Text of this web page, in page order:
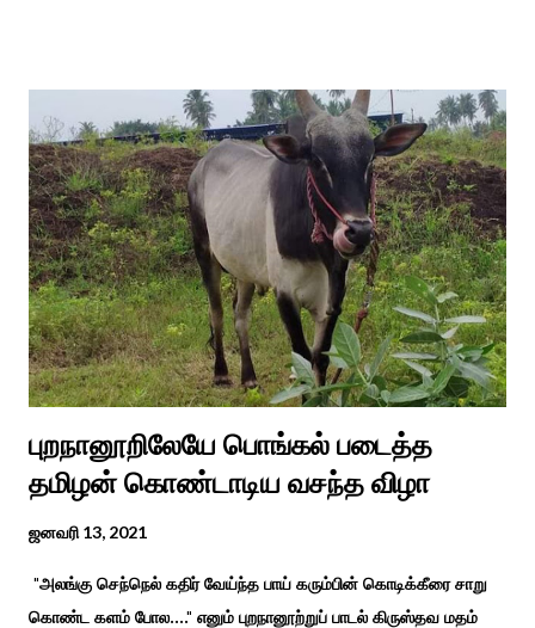
எடுத்த அய்யனார் என“வெட்டுடைய அய்யனார்“ நாமம் கோவில்
அமைத்து பூஜித்தனர். ஆங்கிலேய கிழக்கிந்திய ஆட்சியில் சிவகங்கை
இரண்டாம் மன்னர் முத்துவடுகநாதத் தேவர் ஆங்கிலேயரை எதிர்க்க
அவர்களால் காளையார் கோவிலில் இரண்டாம் மனைவி கௌரி
நாச்சியாருடன் கொல்லபட்டார். அவரது முதல் மனைவி
வேலுநாச்சியார...
புறநானூறிலேயே பொங்கல் படைத்த
தமிழன் கொண்டாடிய வசந்த விழா
ஜனவரி 13, 2021
"அலங்கு செந்நெல் கதிர் வேய்ந்த பாய் கரும்பின் கொடிக்கீரை சாறு
கொண்ட களம் போல...." எனும் புறநானூற்றுப் பாடல் கிருஸ்தவ மதம்